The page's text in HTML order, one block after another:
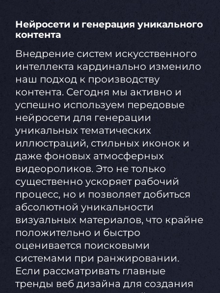
Нейросети и генерация уникального
контента
Внедрение систем искусственного
интеллекта кардинально изменило
наш подход к производству
контента. Сегодня мы активно и
успешно используем передовые
нейросети для генерации
уникальных тематических
иллюстраций, стильных иконок и
даже фоновых атмосферных
видеороликов. Это не только
существенно ускоряет рабочий
процесс, но и позволяет добиться
абсолютной уникальности
визуальных материалов, что крайне
положительно и быстро
оценивается поисковыми
системами при ранжировании.
Если рассматривать главные
тренды веб дизайна для создания